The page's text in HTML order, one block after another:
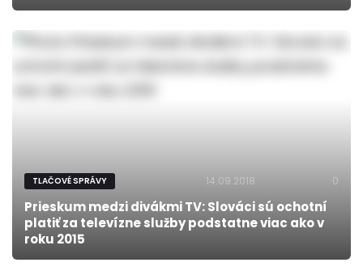
TLAČOVÉ SPRÁVY 14.09.2018 0
Prieskum medzi divákmi TV: Slováci sú ochotní
platiť za televízne služby podstatne viac ako v
roku 2015